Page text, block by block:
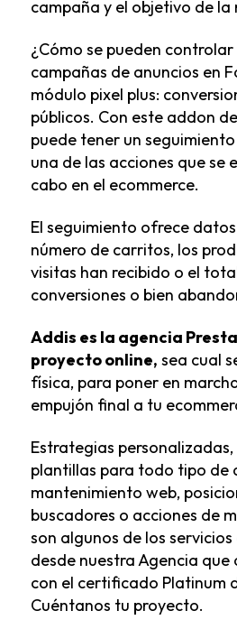
campaña y el objetivo de la
¿Cómo se pueden
campañas de anuncios en
módulo pixel plus:
públicos. Con este addon
puede tener un
una de las acciones que se
cabo en el ecommerce.
El seguimiento ofrece
número de carritos, los
visitas han recibido o el
conversiones o bien
Addis es la agencia
proyecto online, sea cual
física, para poner en
empujón final a tu
Estrategias
plantillas para todo tipo de
mantenimiento web,
buscadores o acciones de
son algunos de los
desde nuestra Agencia que
con el certificado Platinum
Cuéntanos tu proyecto.